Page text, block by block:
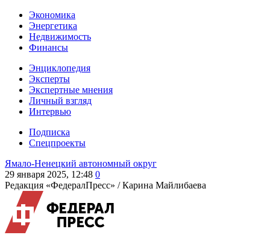
Экономика
Энергетика
Недвижимость
Финансы
Энциклопедия
Эксперты
Экспертные мнения
Личный взгляд
Интервью
Подписка
Спецпроекты
Ямало-Ненецкий автономный округ
29 января 2025, 12:48 0
Редакция «ФедералПресс» /Карина Майлибаева